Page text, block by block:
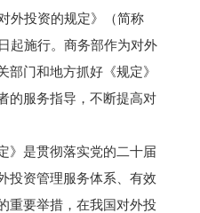
外投资的规定》（简称
起施行。商务部作为对外
部门和地方抓好《规定》
的服务指导，不断提高对
》是贯彻落实党的二十届
投资管理服务体系、有效
重要举措，在我国对外投